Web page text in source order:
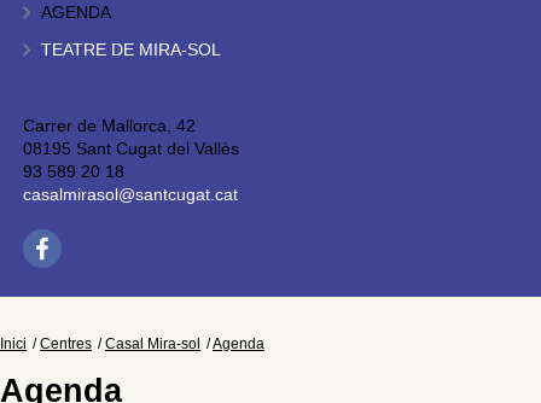
AGENDA
TEATRE DE MIRA-SOL
Carrer de Mallorca, 42
08195 Sant Cugat del Vallès
93 589 20 18
casalmirasol@santcugat.cat
Inici Centres Casal Mira-sol Agenda
Agenda